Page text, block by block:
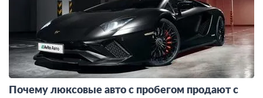
Почему люксовые авто с пробегом продают с